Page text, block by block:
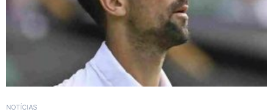
NOTÍCIAS